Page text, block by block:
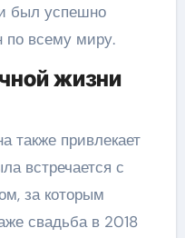
был успешно
по всему миру.
жизни
также привлекает
встречается с
за которым
свадьба в 2018